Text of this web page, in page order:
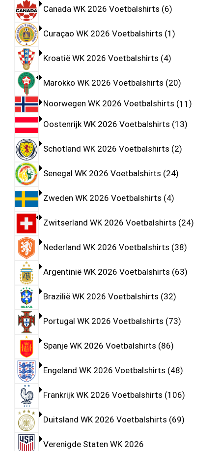
Canada WK 2026 Voetbalshirts 6
Curaçao WK 2026 Voetbalshirts 1
Kroatië WK 2026 Voetbalshirts 4
Marokko WK 2026 Voetbalshirts 20
Noorwegen WK 2026 Voetbalshirts 11
Oostenrijk WK 2026 Voetbalshirts 13
Schotland WK 2026 Voetbalshirts 2
Senegal WK 2026 Voetbalshirts 24
Zweden WK 2026 Voetbalshirts 4
Zwitserland WK 2026 Voetbalshirts 24
Nederland WK 2026 Voetbalshirts 38
Argentinië WK 2026 Voetbalshirts 63
Brazilië WK 2026 Voetbalshirts 32
Portugal WK 2026 Voetbalshirts 73
Spanje WK 2026 Voetbalshirts 86
Engeland WK 2026 Voetbalshirts 48
Frankrijk WK 2026 Voetbalshirts 106
Duitsland WK 2026 Voetbalshirts 69
Verenigde Staten WK 2026